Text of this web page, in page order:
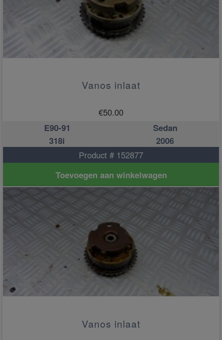
Vanos inlaat
€50.00
E90-91
Sedan
318i
2006
Product # 152877
Toevoegen aan winkelwagen
Vanos inlaat